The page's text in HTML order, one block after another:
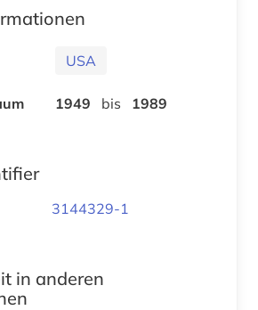
USA
1949 bis 1989
3144329-1
in anderen